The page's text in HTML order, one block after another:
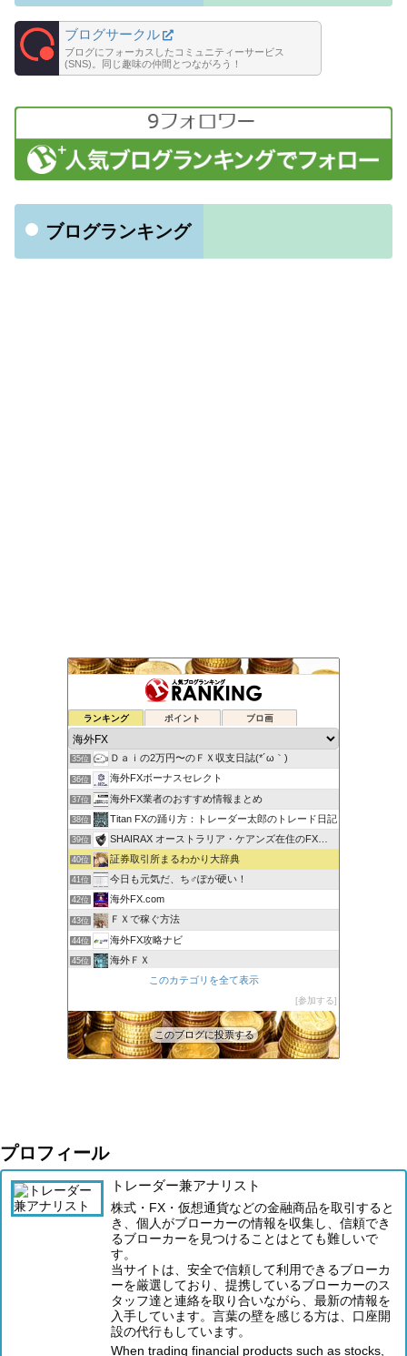
ブログサークル
ブログにフォーカスしたコミュニティーサービス
(SNS)。同じ趣味の仲間とつながろう！
ブログランキング
ランキング ポイント ブロ画
33位 ゆるゆる兼業投資家Vtuber編
34位
35位 Ｄａｉの2万円〜のＦＸ収支日誌(*´ω｀)
36位 海外FXボーナスセレクト
37位 海外FX業者のおすすめ情報まとめ
38位 Titan FXの踊り方：トレーダー太郎のトレード日記
39位 SHAIRAX オーストラリア・ケアンズ在住のFXトレーダー
40位 証券取引所まるわかり大辞典
41位 今日も元気だ、ち♂ぽが硬い！
42位 海外FX.com
43位 ＦＸで稼ぐ方法
44位 海外FX攻略ナビ
45位 海外ＦＸ
XM口座開設方法2022
FXの自動売買(EA)は本当に勝てるのか検証してみた
このカテゴリを全て表示
参加する
このブログに投票する
プロフィール
トレーダー兼アナリスト
株式・FX・仮想通貨などの金融商品を取引すると
き、個人がブローカーの情報を収集し、信頼でき
るブローカーを見つけることはとても難しいで
す。
当サイトは、安全で信頼して利用できるブローカ
ーを厳選しており、提携しているブローカーのス
タッフ達と連絡を取り合いながら、最新の情報を
入手しています。言葉の壁を感じる方は、口座開
設の代行もしています。
When trading financial products such as stocks,